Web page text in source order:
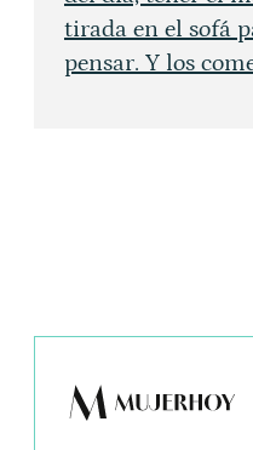
tirada en el sofá
pensar. Y los